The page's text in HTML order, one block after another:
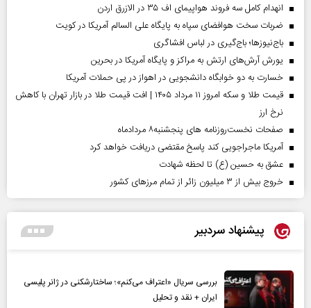
انهدام کامل سه فروند هواپیمای اف ۳۵ در الازرق اردن
ضربات سخت هوافضای سپاه به پایگاه علی السالم آمریکا در کویت
باج‌نیوزها؛ باج‌گیری در لباس افشاگری
یورش آرش‌های ارتش به مراکز و پایگاه‌ آمریکا در بحرین
خسارت به دو خوابگاه دانشجویی در اهواز در پی حملات آمریکا
قیمت طلا و سکه امروز ۱۱ مرداد ۱۴۰۵ | افت قیمت طلا در بازار تهران با کاهش
نرخ ارز
صفحات نخست‌روزنامه ها‌ی پنجشنبه‌۸ مردادماه
آمریکا ماجراجویی کند پاسخ مقتضی دریافت خواهد کرد
عشق به حسین (ع) تا لحظه شهادت
خروج بیش از ۳ میلیون زائر از تمام مرز‌های کشور
پیشنهاد سردبیر
بررسی سریال «اعتراف می‌کنم»؛ ساختارشکنی در ژانر پلیسی
ایران + نقد و تحلیل